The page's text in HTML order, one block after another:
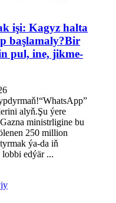
işi: Kagyz halta
başlamaly?Bir
pul, ine, jikme-
alyň.Şu ýere
ministrligine bu
250 million
ýa-da iň
edýär ...